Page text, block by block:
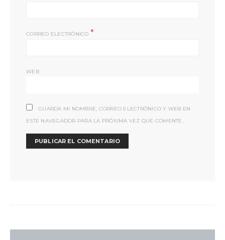
CORREO ELECTRÓNICO *
WEB
GUARDA MI NOMBRE, CORREO ELECTRÓNICO Y WEB EN
ESTE NAVEGADOR PARA LA PRÓXIMA VEZ QUE COMENTE.